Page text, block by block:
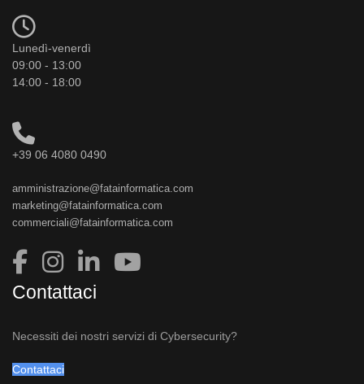
Lunedì-venerdì
09:00 - 13:00
14:00 - 18:00
+39 06 4080 0490
amministrazione@fatainformatica.com
marketing@fatainformatica.com
commerciali@fatainformatica.com
Contattaci
Necessiti dei nostri servizi di Cybersecurity?
Contattaci